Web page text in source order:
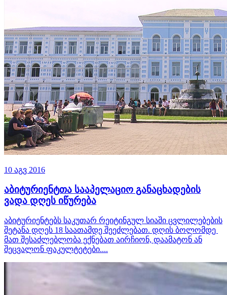
10 აგვ 2016
აბიტურიენტთა სააპელაციო განაცხადების
ვადა დღეს იწურება
აბიტურიენტებს საკუთარ რეიტინგულ სიაში ცვლილებების
შეტანა დღეს 18 საათამდე შეეძლებათ. დღის ბოლომდე
მათ შესაძლებლობა ექნებათ აირჩიონ, დაამატონ ან
შეცვალონ ფაკულტეტები....